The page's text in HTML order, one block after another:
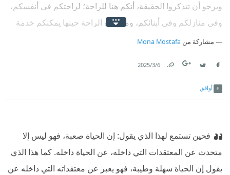
ويرجو أن تتذكروا الحقيقة، أنكم هنا للراحة؛ لراحتكم في أنفسكم،
وفي منازلكم وفي أبنائكم، ومن هذه الراحة حينها يمكنكم خدمة
الأرض ومن عليها، إن النفس ترجو الراحة وهذا هو قدرها
مشاركة من Mona Mostafa
6‏/3‏/2025
أوافق
فحين تستمع لهذا الذي يقول: إن الحياة صعبة، فهو ليس إلا
متحدث عن المعتقدات التي داخله، عن الحياة داخله. كما هذا الذي
يقول إن الحياة سهلة وطيبة، فهو يعبر عن معتقداته التي داخله عن